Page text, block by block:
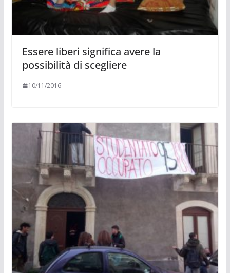
Essere liberi significa avere la
possibilità di scegliere
10/11/2016